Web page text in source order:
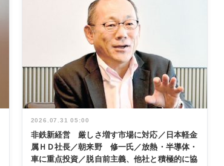
2026.07.31 05:00
非鉄新経営 厳しさ増す市場に対応／日本軽金
属ＨＤ社長／朝来野 修一氏／放熱・半導体・
車に重点投資／脱自前主義、他社と積極的に協